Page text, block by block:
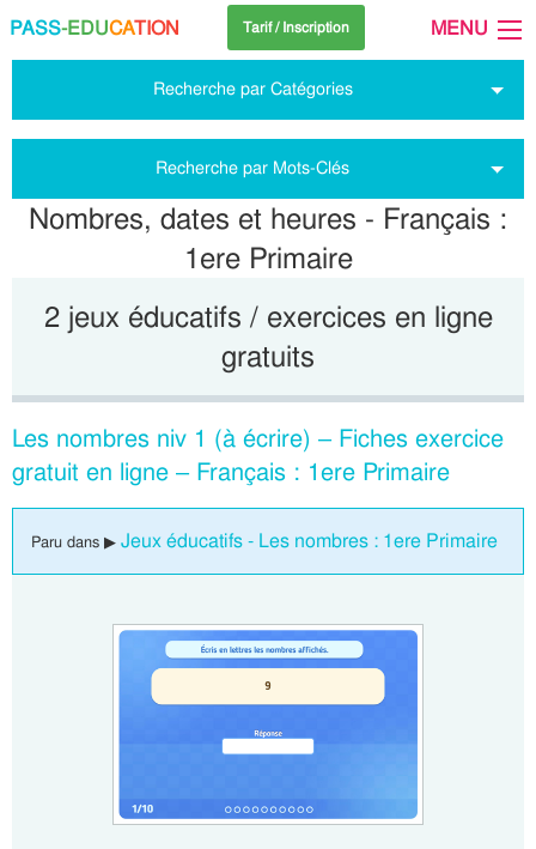
PASS-EDUCATION Tarif / Inscription MENU
Recherche par Catégories
Recherche par Mots-Clés
Nombres, dates et heures - Français :
1ere Primaire
2 jeux éducatifs / exercices en ligne
gratuits
Les nombres niv 1 (à écrire) – Fiches exercice
gratuit en ligne – Français : 1ere Primaire
Paru dans ▶ Jeux éducatifs - Les nombres : 1ere Primaire